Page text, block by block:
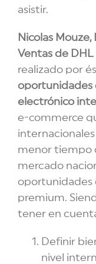
asistir.
Nicolas
Ventas de DHL
realizado por
oportunidades
electrónico
e-commerce
menor tiempo
mercado
oportunidades
premium.
tener en
Definir
nivel